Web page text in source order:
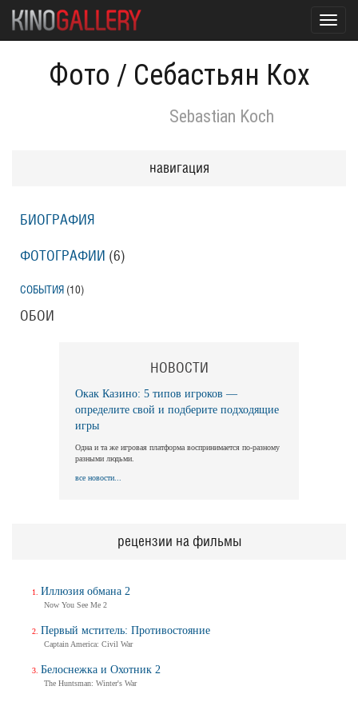
Фото / Себастьян Кох
Sebastian Koch
навигация
БИОГРАФИЯ
ФОТОГРАФИИ (6)
СОБЫТИЯ (10)
ОБОИ
НОВОСТИ
Окак Казино: 5 типов игроков —
определите свой и подберите подходящие
игры
Одна и та же игровая платформа воспринимается по-разному
разными людьми.
все новости...
рецензии на фильмы
Иллюзия обмана 2
Now You See Me 2
Первый мститель: Противостояние
Captain America: Civil War
Белоснежка и Охотник 2
The Huntsman: Winter's War